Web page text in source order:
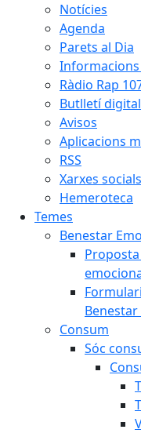
Notícies
Agenda
Parets al Dia
Ràdio Rap
Butlletí digital
Avisos
Aplicacions
RSS
Xarxes socials
Hemeroteca
Temes
Benestar
Consum
Sóc